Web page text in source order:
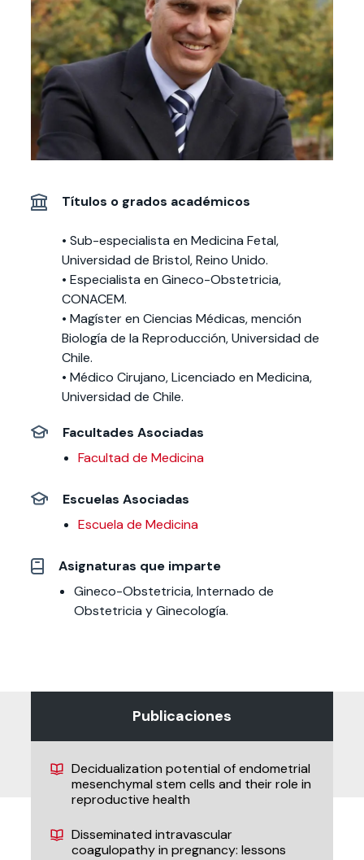
cursos
Especialidades y
estadías
Te puede
interesar:
International
students
Facultades
interesar:
2025
vinculación con la
sociedad
Extensión Cultural
Te puede interesar: Filantropía y Donaciones
intercambio
Servicios y apoyos
Te puede
interesar:
Explora el campus
Uandes
Noticias
estudiantiles
Títulos o grados académicos
• Sub-especialista en Medicina Fetal,
Universidad de Bristol, Reino Unido.
• Especialista en Gineco-Obstetricia,
CONACEM.
• Magíster en Ciencias Médicas, mención
Biología de la Reproducción, Universidad de
Chile.
• Médico Cirujano, Licenciado en Medicina,
Universidad de Chile.
Facultades Asociadas
Facultad de Medicina
Escuelas Asociadas
Escuela de Medicina
Asignaturas que imparte
Gineco-Obstetricia, Internado de
Obstetricia y Ginecología.
Publicaciones
Decidualization potential of endometrial
mesenchymal stem cells and their role in
reproductive health
Disseminated intravascular
coagulopathy in pregnancy: lessons